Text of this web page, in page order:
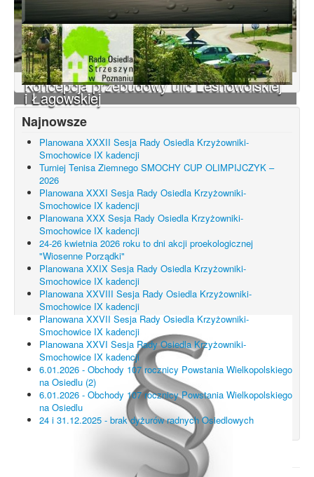
Koncepcja przebudowy ulic Leśnowolskiej
i Łagowskiej
Najnowsze
Planowana XXXII Sesja Rady Osiedla Krzyżowniki-
Smochowice IX kadencji
Turniej Tenisa Ziemnego SMOCHY CUP OLIMPIJCZYK –
2026
Planowana XXXI Sesja Rady Osiedla Krzyżowniki-
Smochowice IX kadencji
Planowana XXX Sesja Rady Osiedla Krzyżowniki-
Smochowice IX kadencji
24-26 kwietnia 2026 roku to dni akcji proekologicznej
"Wiosenne Porządki"
Planowana XXIX Sesja Rady Osiedla Krzyżowniki-
Smochowice IX kadencji
Planowana XXVIII Sesja Rady Osiedla Krzyżowniki-
Smochowice IX kadencji
Planowana XXVII Sesja Rady Osiedla Krzyżowniki-
Smochowice IX kadencji
Planowana XXVI Sesja Rady Osiedla Krzyżowniki-
Smochowice IX kadencji
6.01.2026 - Obchody 107 rocznicy Powstania Wielkopolskiego
na Osiedlu (2)
6.01.2026 - Obchody 107 rocznicy Powstania Wielkopolskiego
na Osiedlu
24 i 31.12.2025 - brak dyżurów radnych Osiedlowych